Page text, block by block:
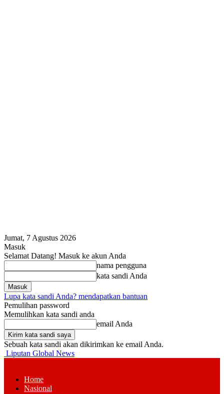
Jumat, 7 Agustus 2026
Masuk
Selamat Datang! Masuk ke akun Anda
nama pengguna
kata sandi Anda
Lupa kata sandi Anda? mendapatkan bantuan
Pemulihan password
Memulihkan kata sandi anda
email Anda
Sebuah kata sandi akan dikirimkan ke email Anda.
Liputan Global News
Home
Nasional